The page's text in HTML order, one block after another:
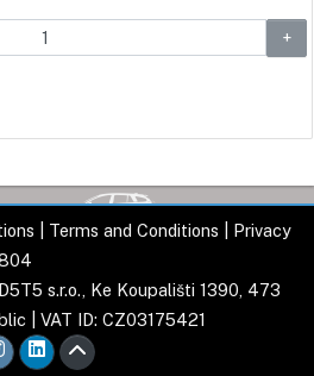
Terms and Conditions
Privacy
s.r.o., Ke Koupališti 1390, 473
| VAT ID: CZ03175421